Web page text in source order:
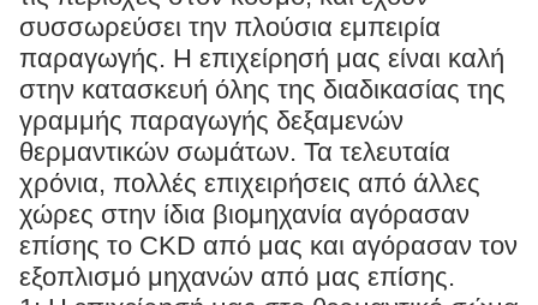
συσσωρεύσει την πλούσια εμπειρία
παραγωγής. Η επιχείρησή μας είναι καλή
στην κατασκευή όλης της διαδικασίας της
γραμμής παραγωγής δεξαμενών
θερμαντικών σωμάτων. Τα τελευταία
χρόνια, πολλές επιχειρήσεις από άλλες
χώρες στην ίδια βιομηχανία αγόρασαν
επίσης το CKD από μας και αγόρασαν τον
εξοπλισμό μηχανών από μας επίσης.